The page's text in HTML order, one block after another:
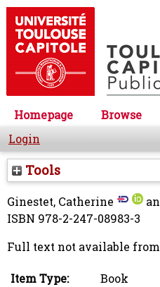
Homepage Browse
Login
Tools
Ginestet, Catherine
ISBN 978-2-247-08983-3
Full text not available
Item Type:
Book